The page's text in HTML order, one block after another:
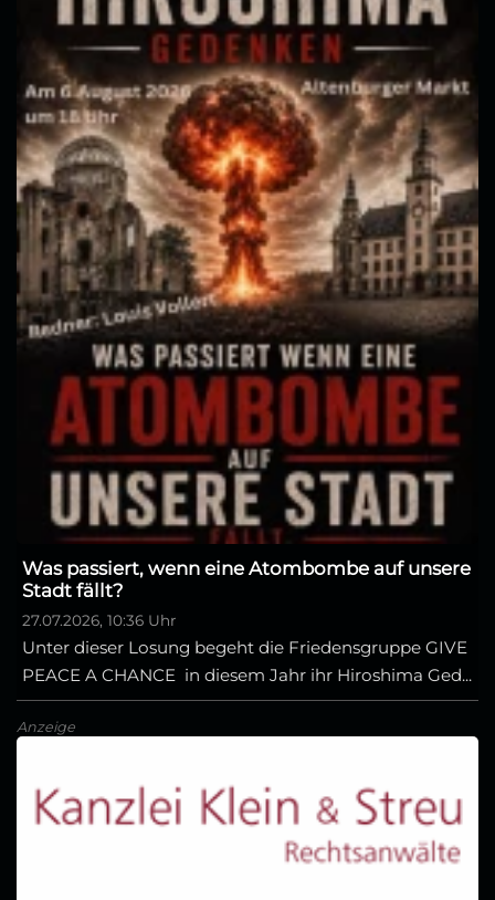
Was passiert, wenn eine Atombombe auf unsere
Stadt fällt?
27.07.2026, 10:36 Uhr
Unter dieser Losung begeht die Friedensgruppe GIVE
PEACE A CHANCE in diesem Jahr ihr Hiroshima Ged...
Anzeige